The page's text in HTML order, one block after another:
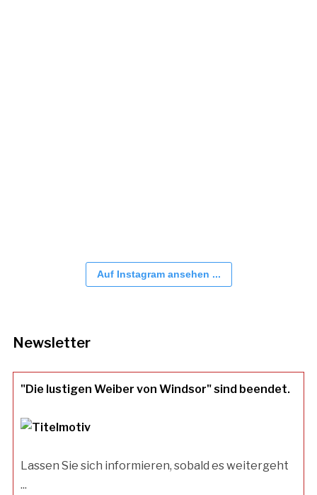
Auf Instagram ansehen ...
Newsletter
"Die lustigen Weiber von Windsor" sind beendet.
Lassen Sie sich informieren, sobald es weitergeht
...